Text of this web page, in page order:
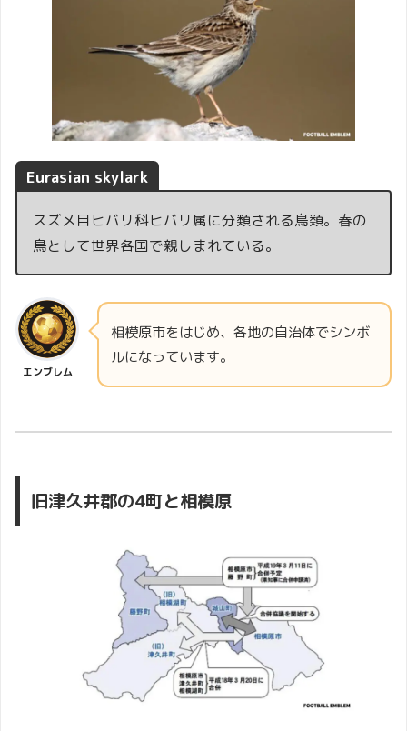
Eurasian skylark
スズメ目ヒバリ科ヒバリ属に分類される鳥類。春の
鳥として世界各国で親しまれている。
エンブレム
相模原市をはじめ、各地の自治体でシンボ
ルになっています。
旧津久井郡の4町と相模原